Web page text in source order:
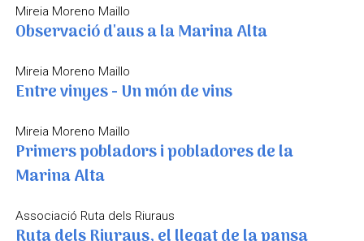
Mireia Moreno Maillo
Observació d'aus a la Marina Alta
Mireia Moreno Maillo
Entre vinyes - Un món de vins
Mireia Moreno Maillo
Primers pobladors i pobladores de la
Marina Alta
Associació Ruta dels Riuraus